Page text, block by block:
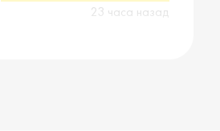
23 часа назад